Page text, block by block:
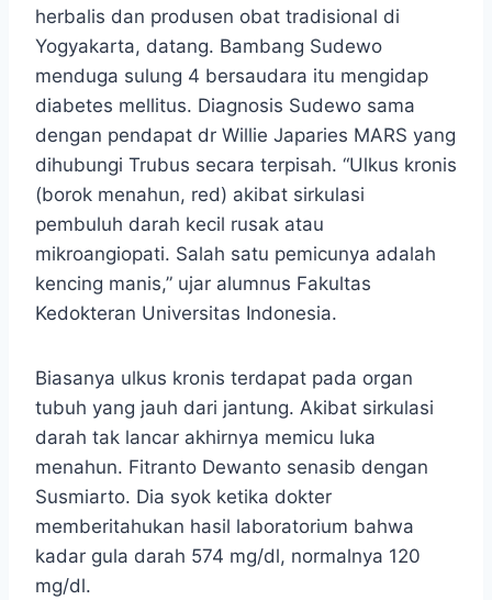
herbalis dan produsen obat tradisional di
Yogyakarta, datang. Bambang Sudewo
menduga sulung 4 bersaudara itu mengidap
diabetes mellitus. Diagnosis Sudewo sama
dengan pendapat dr Willie Japaries MARS yang
dihubungi Trubus secara terpisah. “Ulkus kronis
(borok menahun, red) akibat sirkulasi
pembuluh darah kecil rusak atau
mikroangiopati. Salah satu pemicunya adalah
kencing manis,” ujar alumnus Fakultas
Kedokteran Universitas Indonesia.
Biasanya ulkus kronis terdapat pada organ
tubuh yang jauh dari jantung. Akibat sirkulasi
darah tak lancar akhirnya memicu luka
menahun. Fitranto Dewanto senasib dengan
Susmiarto. Dia syok ketika dokter
memberitahukan hasil laboratorium bahwa
kadar gula darah 574 mg/dl, normalnya 120
mg/dl.